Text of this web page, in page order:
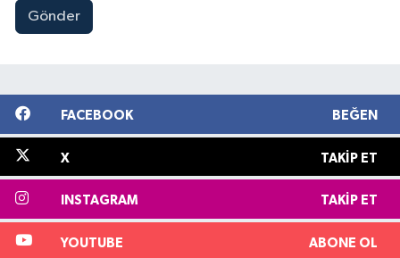
Gönder
FACEBOOK BEĞEN
X TAKIP ET
INSTAGRAM TAKIP ET
YOUTUBE ABONE OL